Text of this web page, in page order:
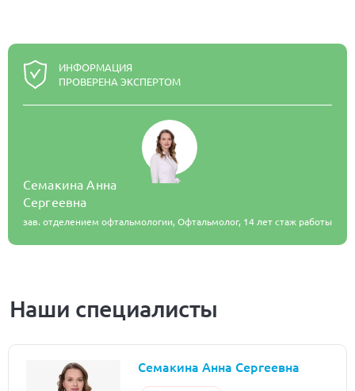
ИНФОРМАЦИЯ
ПРОВЕРЕНА ЭКСПЕРТОМ
Семакина Анна
Сергеевна
зав. отделением офтальмологии, Офтальмолог, 14 лет стаж работы
Наши специалисты
Семакина Анна Сергеевна